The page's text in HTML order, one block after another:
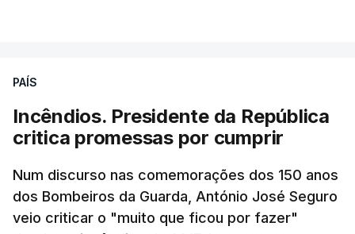
PAÍS
Incêndios. Presidente da República
critica promessas por cumprir
Num discurso nas comemorações dos 150 anos
dos Bombeiros da Guarda, António José Seguro
veio criticar o "muito que ficou por fazer"